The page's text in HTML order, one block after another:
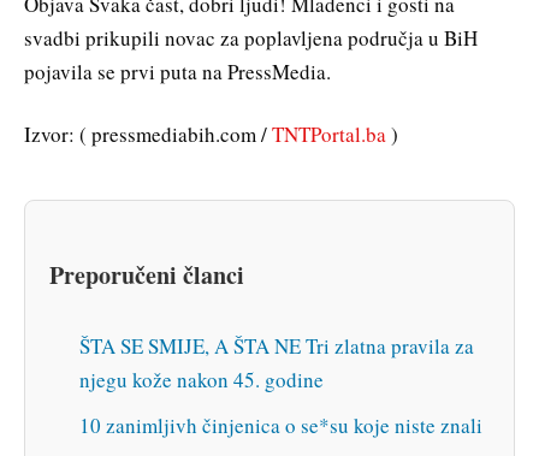
svadbi prikupili novac za poplavljena područja u BiH
pojavila se prvi puta na PressMedia.
Izvor: ( pressmediabih.com /TNTPortal.ba)
Preporučeni članci
ŠTA SE SMIJE, A ŠTA NE Tri zlatna pravila za
njegu kože nakon 45. godine
10 zanimljivh činjenica o se*su koje niste znali